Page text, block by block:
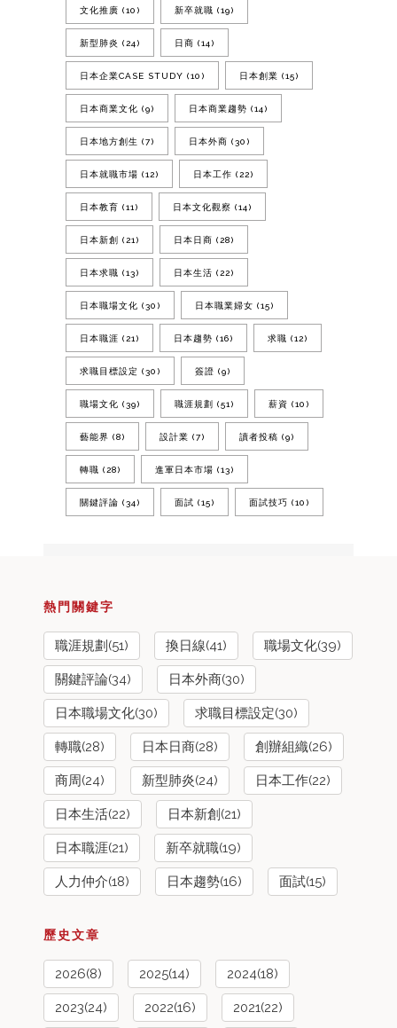
文化推廣 (10) 新卒就職 (19)
新型肺炎 (24) 日商 (14)
日本企業CASE STUDY (10) 日本創業 (15)
日本商業文化 (9) 日本商業趨勢 (14)
日本地方創生 (7) 日本外商 (30)
日本就職市場 (12) 日本工作 (22)
日本教育 (11) 日本文化觀察 (14)
日本新創 (21) 日本日商 (28)
日本求職 (13) 日本生活 (22)
日本職場文化 (30) 日本職業婦女 (15)
日本職涯 (21) 日本趨勢 (16) 求職 (12)
求職目標設定 (30) 簽證 (9)
職場文化 (39) 職涯規劃 (51) 薪資 (10)
藝能界 (8) 設計業 (7) 讀者投稿 (9)
轉職 (28) 進軍日本市場 (13)
關鍵評論 (34) 面試 (15) 面試技巧 (10)
熱門關鍵字
職涯規劃(51) 換日線(41) 職場文化(39)
關鍵評論(34) 日本外商(30)
日本職場文化(30) 求職目標設定(30)
轉職(28) 日本日商(28) 創辦組織(26)
商周(24) 新型肺炎(24) 日本工作(22)
日本生活(22) 日本新創(21)
日本職涯(21) 新卒就職(19)
人力仲介(18) 日本趨勢(16) 面試(15)
歷史文章
2026(8) 2025(14) 2024(18)
2023(24) 2022(16) 2021(22)